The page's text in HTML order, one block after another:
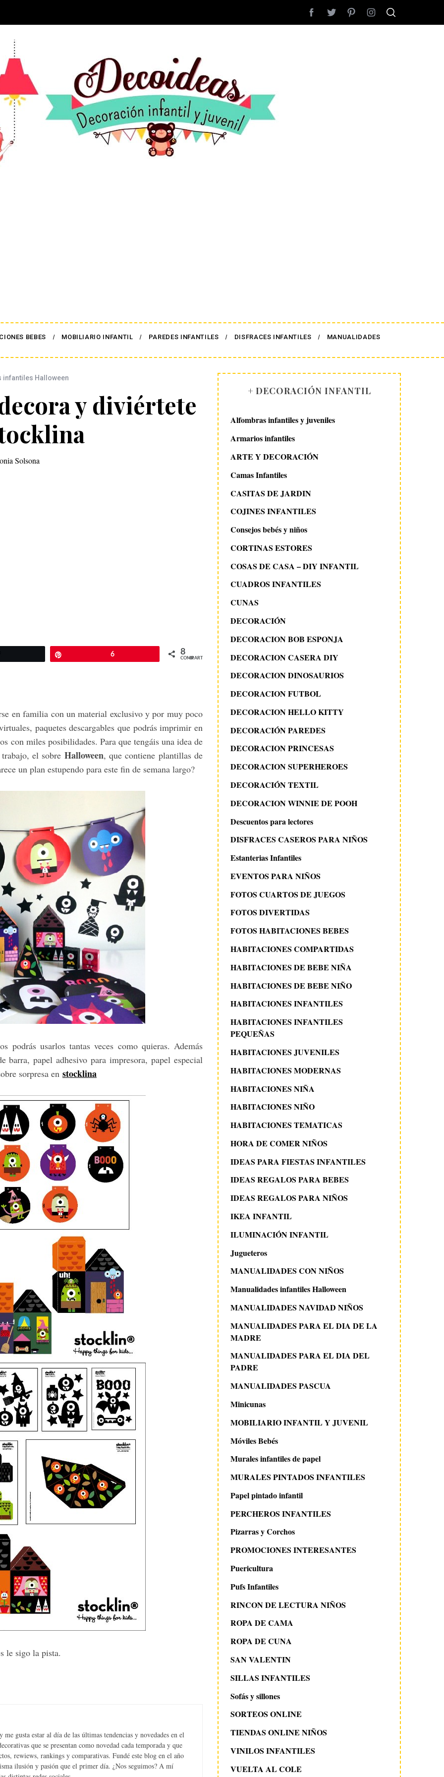
BEBES MOBILIARIO INFANTIL PAREDES INFANTILES DISFRACES INFANTILES MANUALIDADES
infantiles Halloween
y diviértete
Solsona
6 8
COMPARTIR
en familia con un material exclusivo y por muy poco
paquetes descargables que podrás imprimir en
con miles posibilidades. Para que tengáis una idea de
el sobre Halloween, que contiene plantillas de
un plan estupendo para este fin de semana largo?
usarlos tantas veces como quieras. Además
barra, papel adhesivo para impresora, papel especial
sorpresa en stocklina
le sigo la pista.
gusta estar al día de las últimas tendencias y novedades en el
que se presentan como novedad cada temporada y que
rewiews, rankings y comparativas. Fundé este blog en el año
ilusión y pasión que el primer día. ¿Nos seguimos? A mí
+ DECORACIÓN INFANTIL
Alfombras infantiles y juveniles
Armarios infantiles
ARTE Y DECORACIÓN
Camas Infantiles
CASITAS DE JARDIN
COJINES INFANTILES
Consejos bebés y niños
CORTINAS ESTORES
COSAS DE CASA – DIY INFANTIL
CUADROS INFANTILES
CUNAS
DECORACIÓN
DECORACION BOB ESPONJA
DECORACION CASERA DIY
DECORACION DINOSAURIOS
DECORACION FUTBOL
DECORACION HELLO KITTY
DECORACIÓN PAREDES
DECORACION PRINCESAS
DECORACION SUPERHEROES
DECORACIÓN TEXTIL
DECORACION WINNIE DE POOH
Descuentos para lectores
DISFRACES CASEROS PARA NIÑOS
Estanterias Infantiles
EVENTOS PARA NIÑOS
FOTOS CUARTOS DE JUEGOS
FOTOS DIVERTIDAS
FOTOS HABITACIONES BEBES
HABITACIONES COMPARTIDAS
HABITACIONES DE BEBE NIÑA
HABITACIONES DE BEBE NIÑO
HABITACIONES INFANTILES
HABITACIONES INFANTILES
PEQUEÑAS
HABITACIONES JUVENILES
HABITACIONES MODERNAS
HABITACIONES NIÑA
HABITACIONES NIÑO
HABITACIONES TEMATICAS
HORA DE COMER NIÑOS
IDEAS PARA FIESTAS INFANTILES
IDEAS REGALOS PARA BEBES
IDEAS REGALOS PARA NIÑOS
IKEA INFANTIL
ILUMINACIÓN INFANTIL
Jugueteros
MANUALIDADES CON NIÑOS
Manualidades infantiles Halloween
MANUALIDADES NAVIDAD NIÑOS
MANUALIDADES PARA EL DIA DE LA
MADRE
MANUALIDADES PARA EL DIA DEL
PADRE
MANUALIDADES PASCUA
Minicunas
MOBILIARIO INFANTIL Y JUVENIL
Móviles Bebés
Murales infantiles de papel
MURALES PINTADOS INFANTILES
Papel pintado infantil
PERCHEROS INFANTILES
Pizarras y Corchos
PROMOCIONES INTERESANTES
Puericultura
Pufs Infantiles
RINCON DE LECTURA NIÑOS
ROPA DE CAMA
ROPA DE CUNA
SAN VALENTIN
SILLAS INFANTILES
Sofás y sillones
SORTEOS ONLINE
TIENDAS ONLINE NIÑOS
VINILOS INFANTILES
VUELTA AL COLE